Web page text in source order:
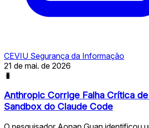
CEVIU Segurança da Informação
21 de mai. de 2026
🐛
Anthropic Corrige Falha Crítica
Sandbox do Claude Code